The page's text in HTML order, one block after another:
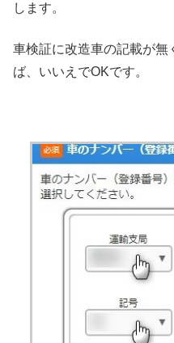
します。
車検証に改造車の記載が
ば、いいえでOKです。